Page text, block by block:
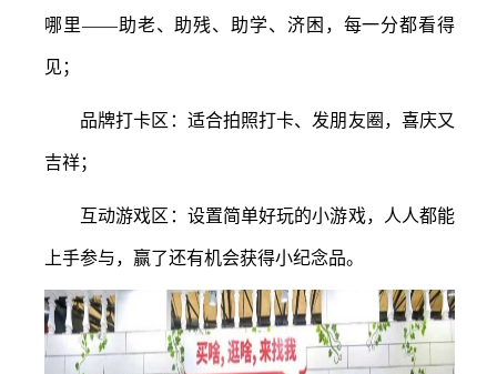
哪里——助老、助残、助学、济困，每一分都看得
见；
品牌打卡区：适合拍照打卡、发朋友圈，喜庆又
吉祥；
互动游戏区：设置简单好玩的小游戏，人人都能
上手参与，赢了还有机会获得小纪念品。